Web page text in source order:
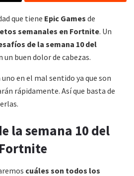
que tiene Epic Games de
semanales en Fortnite. Un
de la semana 10 del
un buen dolor de cabezas.
en el mal sentido ya que son
rápidamente. Así que basta de
la semana 10 del
cuáles son todos los